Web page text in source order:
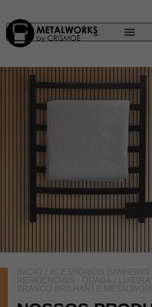
INÍCIO / ACESSÓRIOS BANHEIRO
RESIDENCIAIS / QUADA / LIXEIRA
BRANCO BRILHANTE